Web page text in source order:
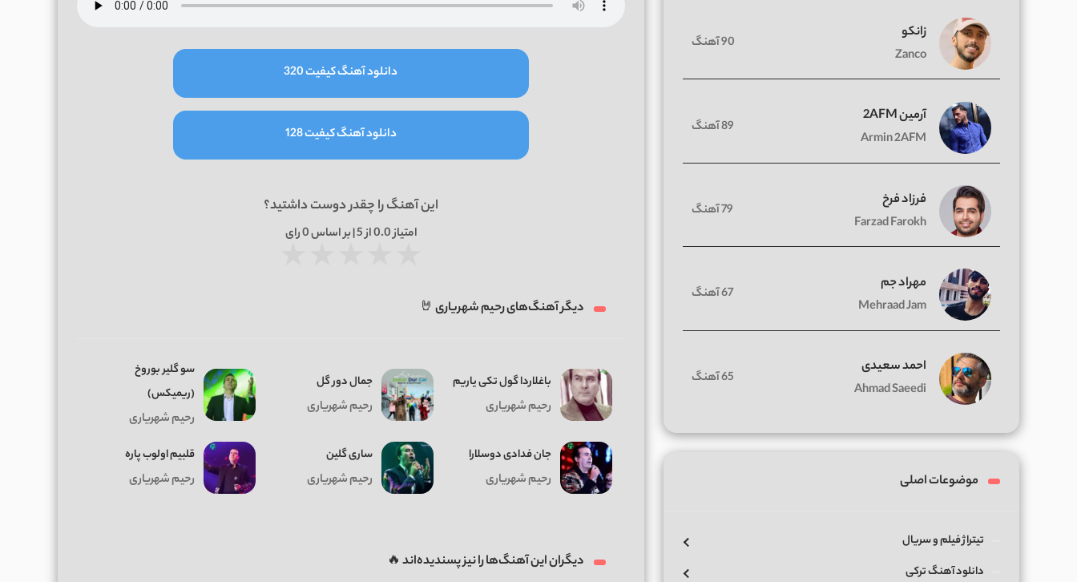
دانلود آهنگ کیفیت 320
دانلود آهنگ کیفیت 128
این آهنگ را چقدر دوست داشتید؟
امتیاز0.0از 5 | بر اساس 0رای
دیگر آهنگ‌های رحیم شهریاری 🤘
باغلاردا گول تکی یاریم
رحیم شهریاری
جمال دور گل
رحیم شهریاری
سو گلیر بوروخ
(ریمیکس)
رحیم شهریاری
جان فدادی دوسلارا
رحیم شهریاری
ساری گلین
رحیم شهریاری
قلبیم اولوب پاره
رحیم شهریاری
دیگران این آهنگ‌ها را نیز پسندیده‌اند 🔥
زانکو
Zanco
90 آهنگ
آرمین 2AFM
Armin 2AFM
89 آهنگ
فرزاد فرخ
Farzad Farokh
79 آهنگ
مهراد جم
Mehraad Jam
67 آهنگ
احمد سعیدی
Ahmad Saeedi
65 آهنگ
موضوعات اصلی
تیتراژ فیلم و سریال
دانلود آهنگ ترکی